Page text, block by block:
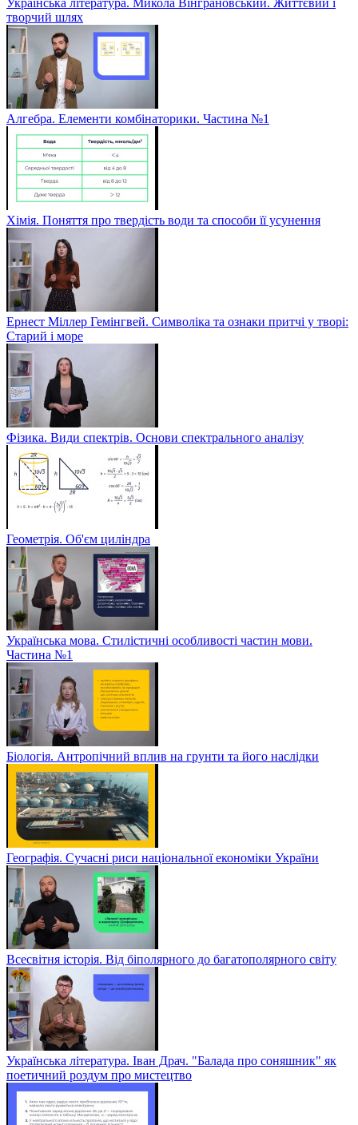
творчий шлях
Алгебра. Елементи комбінаторики. Частина №1
Хімія. Поняття про твердість води та способи її усунення
Ернест Міллер Гемінгвей. Символіка та ознаки притчі у творі:
Старий і море
Фізика. Види спектрів. Основи спектрального аналізу
Геометрія. Об'єм циліндра
Українська мова. Стилістичні особливості частин мови.
Частина №1
Біологія. Антропічний вплив на грунти та його наслідки
Географія. Сучасні риси національної економіки України
Всесвітня історія. Від біполярного до багатополярного світу
Українська література. Іван Драч. "Балада про соняшник" як
поетичний роздум про мистецтво